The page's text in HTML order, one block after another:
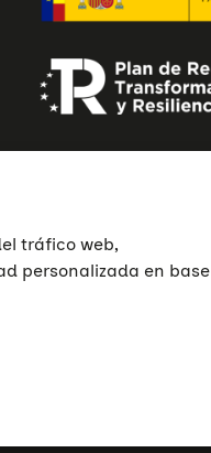
tráfico web,
personalizada en base